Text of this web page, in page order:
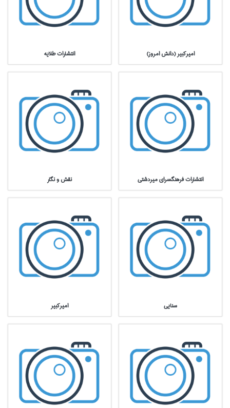
اميركبير (دانش امروز) انتشارات طلايه
انتشارات فرهنگسراي ميردشتي نقش و نگار
سنايي اميركبير